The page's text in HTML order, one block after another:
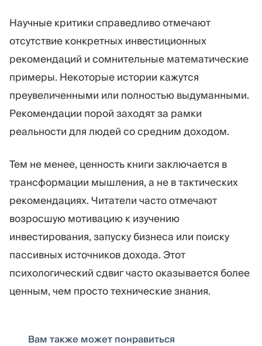
Научные критики справедливо отмечают
отсутствие конкретных инвестиционных
рекомендаций и сомнительные математические
примеры. Некоторые истории кажутся
преувеличенными или полностью выдуманными.
Рекомендации порой заходят за рамки
реальности для людей со средним доходом.
Тем не менее, ценность книги заключается в
трансформации мышления, а не в тактических
рекомендациях. Читатели часто отмечают
возросшую мотивацию к изучению
инвестирования, запуску бизнеса или поиску
пассивных источников дохода. Этот
психологический сдвиг часто оказывается более
ценным, чем просто технические знания.
Вам также может понравиться